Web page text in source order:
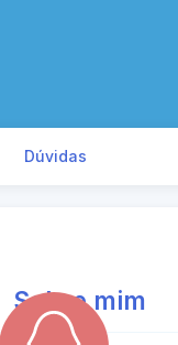
Dúvidas
Sobre mim